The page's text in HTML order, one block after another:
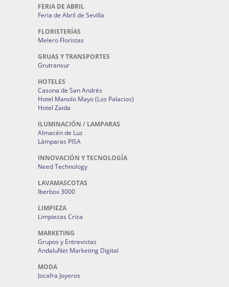
FERIA DE ABRIL
Feria de Abril de Sevilla
FLORISTERÍAS
Melero Floristas
GRUAS Y TRANSPORTES
Grutransur
HOTELES
Casona de San Andrés
Hotel Manolo Mayo (Los Palacios)
Hotel Zaida
ILUMINACIÓN / LAMPARAS
Almacén de Luz
Lámparas PISA
INNOVACIÓN Y TECNOLOGÍA
Need Technology
LAVAMASCOTAS
Iberbox 3000
LIMPIEZA
Limpiezas Criza
MARKETING
Grupos y Entrevistas
AndaluNet Marketing Digital
MODA
Jocafra Joyeros